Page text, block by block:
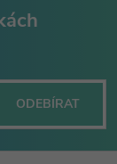
ODEBÍRAT